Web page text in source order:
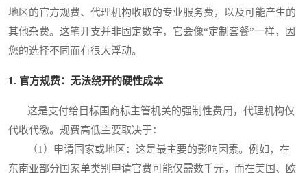
地区的官方规费、代理机构收取的专业服务费，以及可能产生的
其他杂费。这笔开支并非固定数字，它会像“定制套餐”一样，因
您的选择不同而有很大浮动。
1. 官方规费：无法绕开的硬性成本
这是支付给目标国商标主管机关的强制性费用，代理机构仅
代收代缴。规费高低主要取决于：
（1）申请国家或地区：这是最主要的影响因素。例如，在
东南亚部分国家单类别申请官费可能仅需数千元，而在美国、欧